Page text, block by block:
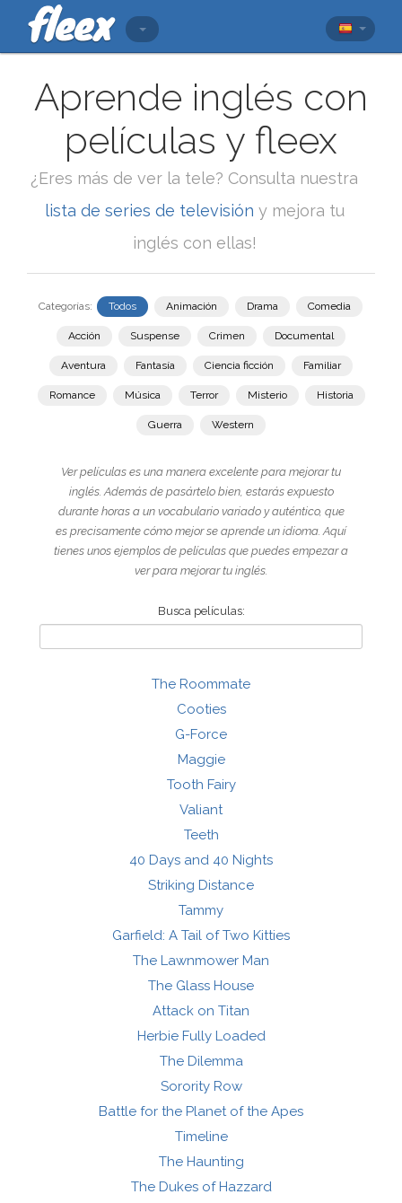
Aprende inglés con
películas y fleex
¿Eres más de ver la tele? Consulta nuestra
lista de series de televisión y mejora tu
inglés con ellas!
Categorías: Todos Animación Drama Comedia
Acción Suspense Crimen Documental
Aventura Fantasía Ciencia ficción Familiar
Romance Música Terror Misterio Historia
Guerra Western
Ver películas es una manera excelente para mejorar tu
inglés. Además de pasártelo bien, estarás expuesto
durante horas a un vocabulario variado y auténtico, que
es precisamente cómo mejor se aprende un idioma. Aquí
tienes unos ejemplos de películas que puedes empezar a
ver para mejorar tu inglés.
Busca películas:
The Roommate
Cooties
G-Force
Maggie
Tooth Fairy
Valiant
Teeth
40 Days and 40 Nights
Striking Distance
Tammy
Garfield: A Tail of Two Kitties
The Lawnmower Man
The Glass House
Attack on Titan
Herbie Fully Loaded
The Dilemma
Sorority Row
Battle for the Planet of the Apes
Timeline
The Haunting
The Dukes of Hazzard